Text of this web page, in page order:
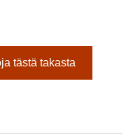
tästä takasta